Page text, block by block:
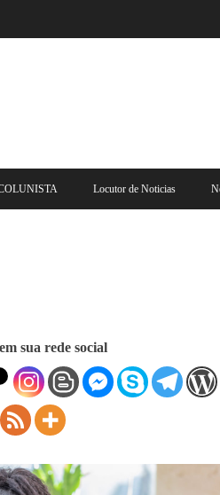
Locutor de Noticias
sua rede social